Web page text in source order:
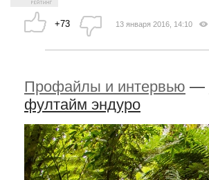
+73 13 января 2016, 14:10
Профайлы и интервью —
фултайм эндуро